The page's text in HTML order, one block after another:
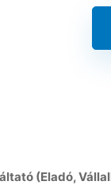
(Eladó,